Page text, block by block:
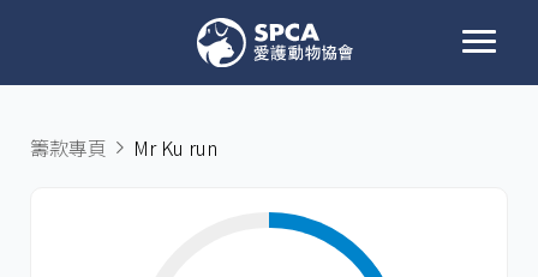
籌款專頁 Mr Ku run